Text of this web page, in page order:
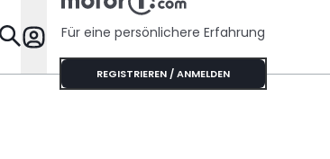
Specials
Für eine persönlichere Erfahrung
REGISTRIEREN / ANMELDEN